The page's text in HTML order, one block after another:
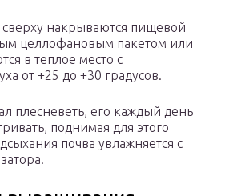
сверху накрываются пищевой
целлофановым пакетом или
в теплое место с
от +25 до +30 градусов.
плесневеть, его каждый день
поднимая для этого
почва увлажняется с